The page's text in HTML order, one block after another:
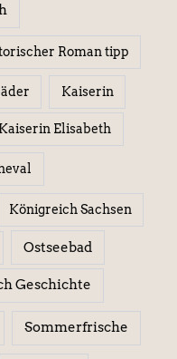
Roman tipp
Kaiserin
Kaiserin Elisabeth
Königreich Sachsen
Ostseebad
Geschichte
Sommerfrische